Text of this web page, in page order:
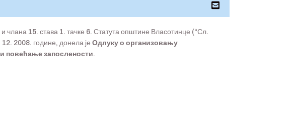
члана 15. става 1. тачке 6. Статута општине Власотинце (“Сл.
2008. године, донела је Одлуку о организовању
повећање запослености.